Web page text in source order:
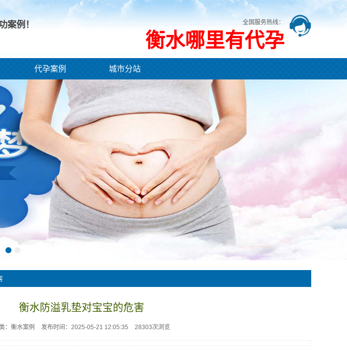
案例！ 全国服务热线：
衡水哪里有代孕
代孕案例 城市分站
衡水防溢乳垫对宝宝的危害
：衡水案例 发布时间：2025-05-21 12:05:35 28303次浏览